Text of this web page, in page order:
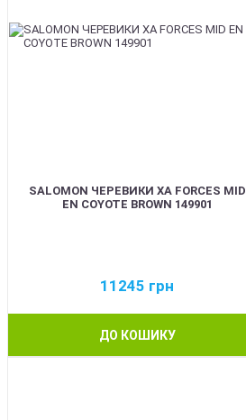
SALOMON ЧЕРЕВИКИ XA FORCES MID
EN COYOTE BROWN 149901
11245 грн
ДО КОШИКУ